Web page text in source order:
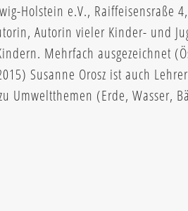
Holstein e.V., Raiffeisensraße
Autorin vieler Kinder- und
Mehrfach ausgezeichnet
Susanne Orosz ist auch
Umweltthemen (Erde, Wasser,